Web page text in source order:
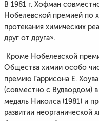
В 1981 г. Хофман
Нобелевской премией по
протекания химических
друг от друга».
Кроме Нобелевской
Общества химии особо
премию Гаррисона Е.
(совместно с Вудвордом)
медаль Николса (1981) и
развитии неорганической